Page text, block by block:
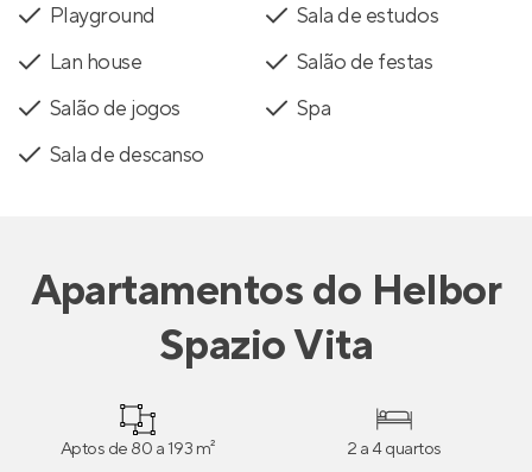
Playground
Sala de estudos
Lan house
Salão de festas
Salão de jogos
Spa
Sala de descanso
Apartamentosdo Helbor
Spazio Vita
Aptos de 80 a 193 m² 2 a 4 quartos